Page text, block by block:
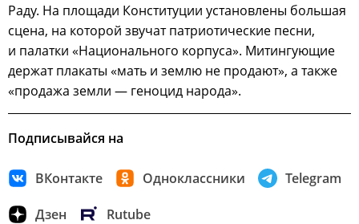
Раду. На площади Конституции установлены большая
сцена, на которой звучат патриотические песни,
и палатки «Национального корпуса». Митингующие
держат плакаты «мать и землю не продают», а также
«продажа земли — геноцид народа».
Подписывайся на
ВКонтакте Одноклассники Telegram
Дзен Rutube